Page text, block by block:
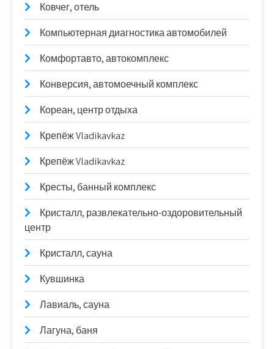
Ковчег, отель
Компьютерная диагностика автомобилей
Комфортавто, автокомплекс
Конверсия, автомоечный комплекс
Кореан, центр отдыха
Крепёж Vladikavkaz
Крепёж Vladikavkaz
Кресты, банный комплекс
Кристалл, развлекательно-оздоровительный
центр
Кристалл, сауна
Кувшинка
Лавиаль, сауна
Лагуна, баня